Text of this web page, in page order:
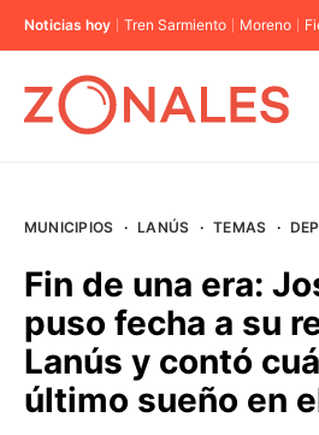
Noticias hoy Tren Sarmiento Moreno
BUENOS AIRES
PROVINCIAS
MUNICIPIOS · LANÚS · TEMAS ·
Fin de una era:
puso fecha a su
Lanús y contó
último sueño en